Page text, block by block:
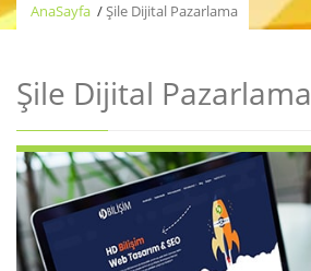
AnaSayfa /Şile Dijital Pazarlama
Şile Dijital Pazarlama